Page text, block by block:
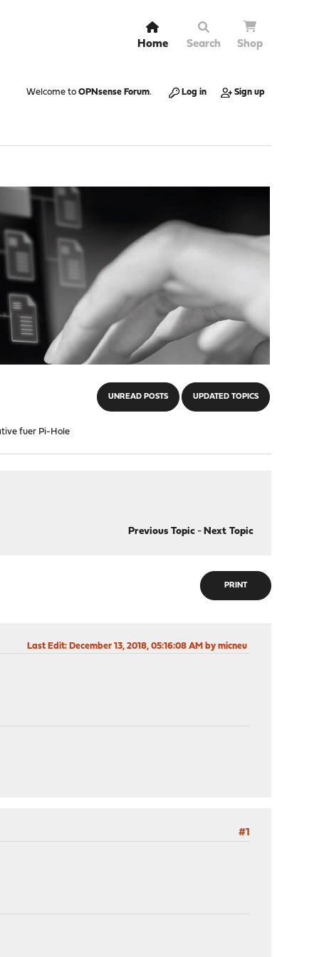
Home Search Shop
Welcome to OPNsense Forum. Log in Sign up
UNREAD POSTS UPDATED TOPICS
fuer Pi-Hole
Previous Topic- Next Topic
PRINT
Last Edit: December 13, 2018, 05:16:08 AM by micneu
#1